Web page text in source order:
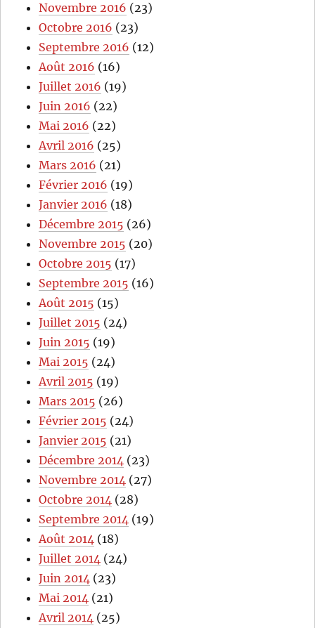
Novembre 2016 (23)
Octobre 2016 (23)
Septembre 2016 (12)
Août 2016 (16)
Juillet 2016 (19)
Juin 2016 (22)
Mai 2016 (22)
Avril 2016 (25)
Mars 2016 (21)
Février 2016 (19)
Janvier 2016 (18)
Décembre 2015 (26)
Novembre 2015 (20)
Octobre 2015 (17)
Septembre 2015 (16)
Août 2015 (15)
Juillet 2015 (24)
Juin 2015 (19)
Mai 2015 (24)
Avril 2015 (19)
Mars 2015 (26)
Février 2015 (24)
Janvier 2015 (21)
Décembre 2014 (23)
Novembre 2014 (27)
Octobre 2014 (28)
Septembre 2014 (19)
Août 2014 (18)
Juillet 2014 (24)
Juin 2014 (23)
Mai 2014 (21)
Avril 2014 (25)